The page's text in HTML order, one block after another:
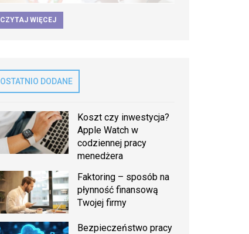
CZYTAJ WIĘCEJ
OSTATNIO DODANE
Koszt czy inwestycja?
Apple Watch w
codziennej pracy
menedżera
Faktoring – sposób na
płynność finansową
Twojej firmy
Bezpieczeństwo pracy